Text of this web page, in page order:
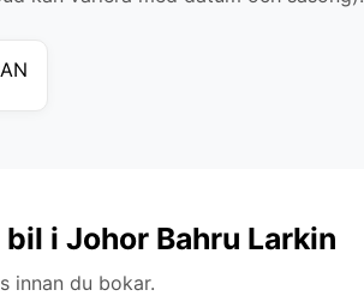
i Johor Bahru Larkin
innan du bokar.